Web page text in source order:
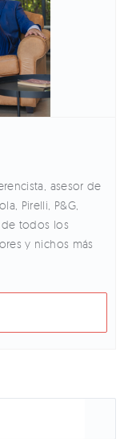
asesor de
Pirelli, P&G,
de todos los
y nichos más